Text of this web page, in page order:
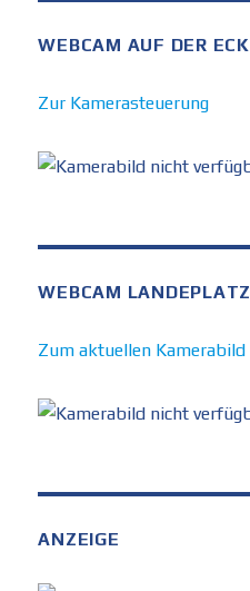
WEBCAM AUF DER ECK
Zur Kamerasteuerung
WEBCAM LANDEPLATZ
Zum aktuellen Kamerabild
ANZEIGE